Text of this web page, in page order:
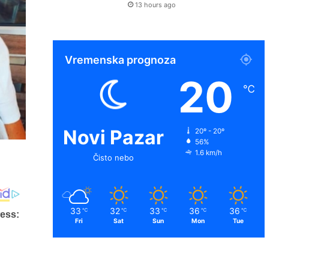
13 hours ago
Vremenska prognoza
Novi Pazar
Čisto nebo
20 ℃
20º - 20º
56%
1.6 km/h
33 ℃
Fri
32 ℃
Sat
33 ℃
Sun
36 ℃
Mon
36 ℃
Tue